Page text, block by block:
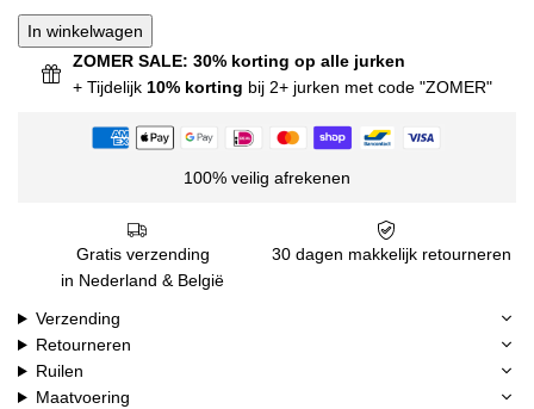
In winkelwagen
ZOMER SALE: 30% korting op alle jurken
+ Tijdelijk 10% korting bij 2+ jurken met code "ZOMER"
100% veilig afrekenen
Gratis verzending
in Nederland & België
30 dagen makkelijk retourneren
Verzending
Retourneren
Ruilen
Maatvoering